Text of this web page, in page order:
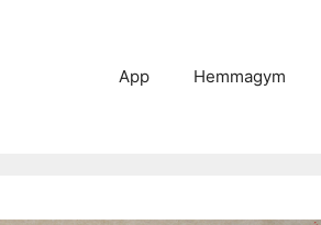
App Hemmagym